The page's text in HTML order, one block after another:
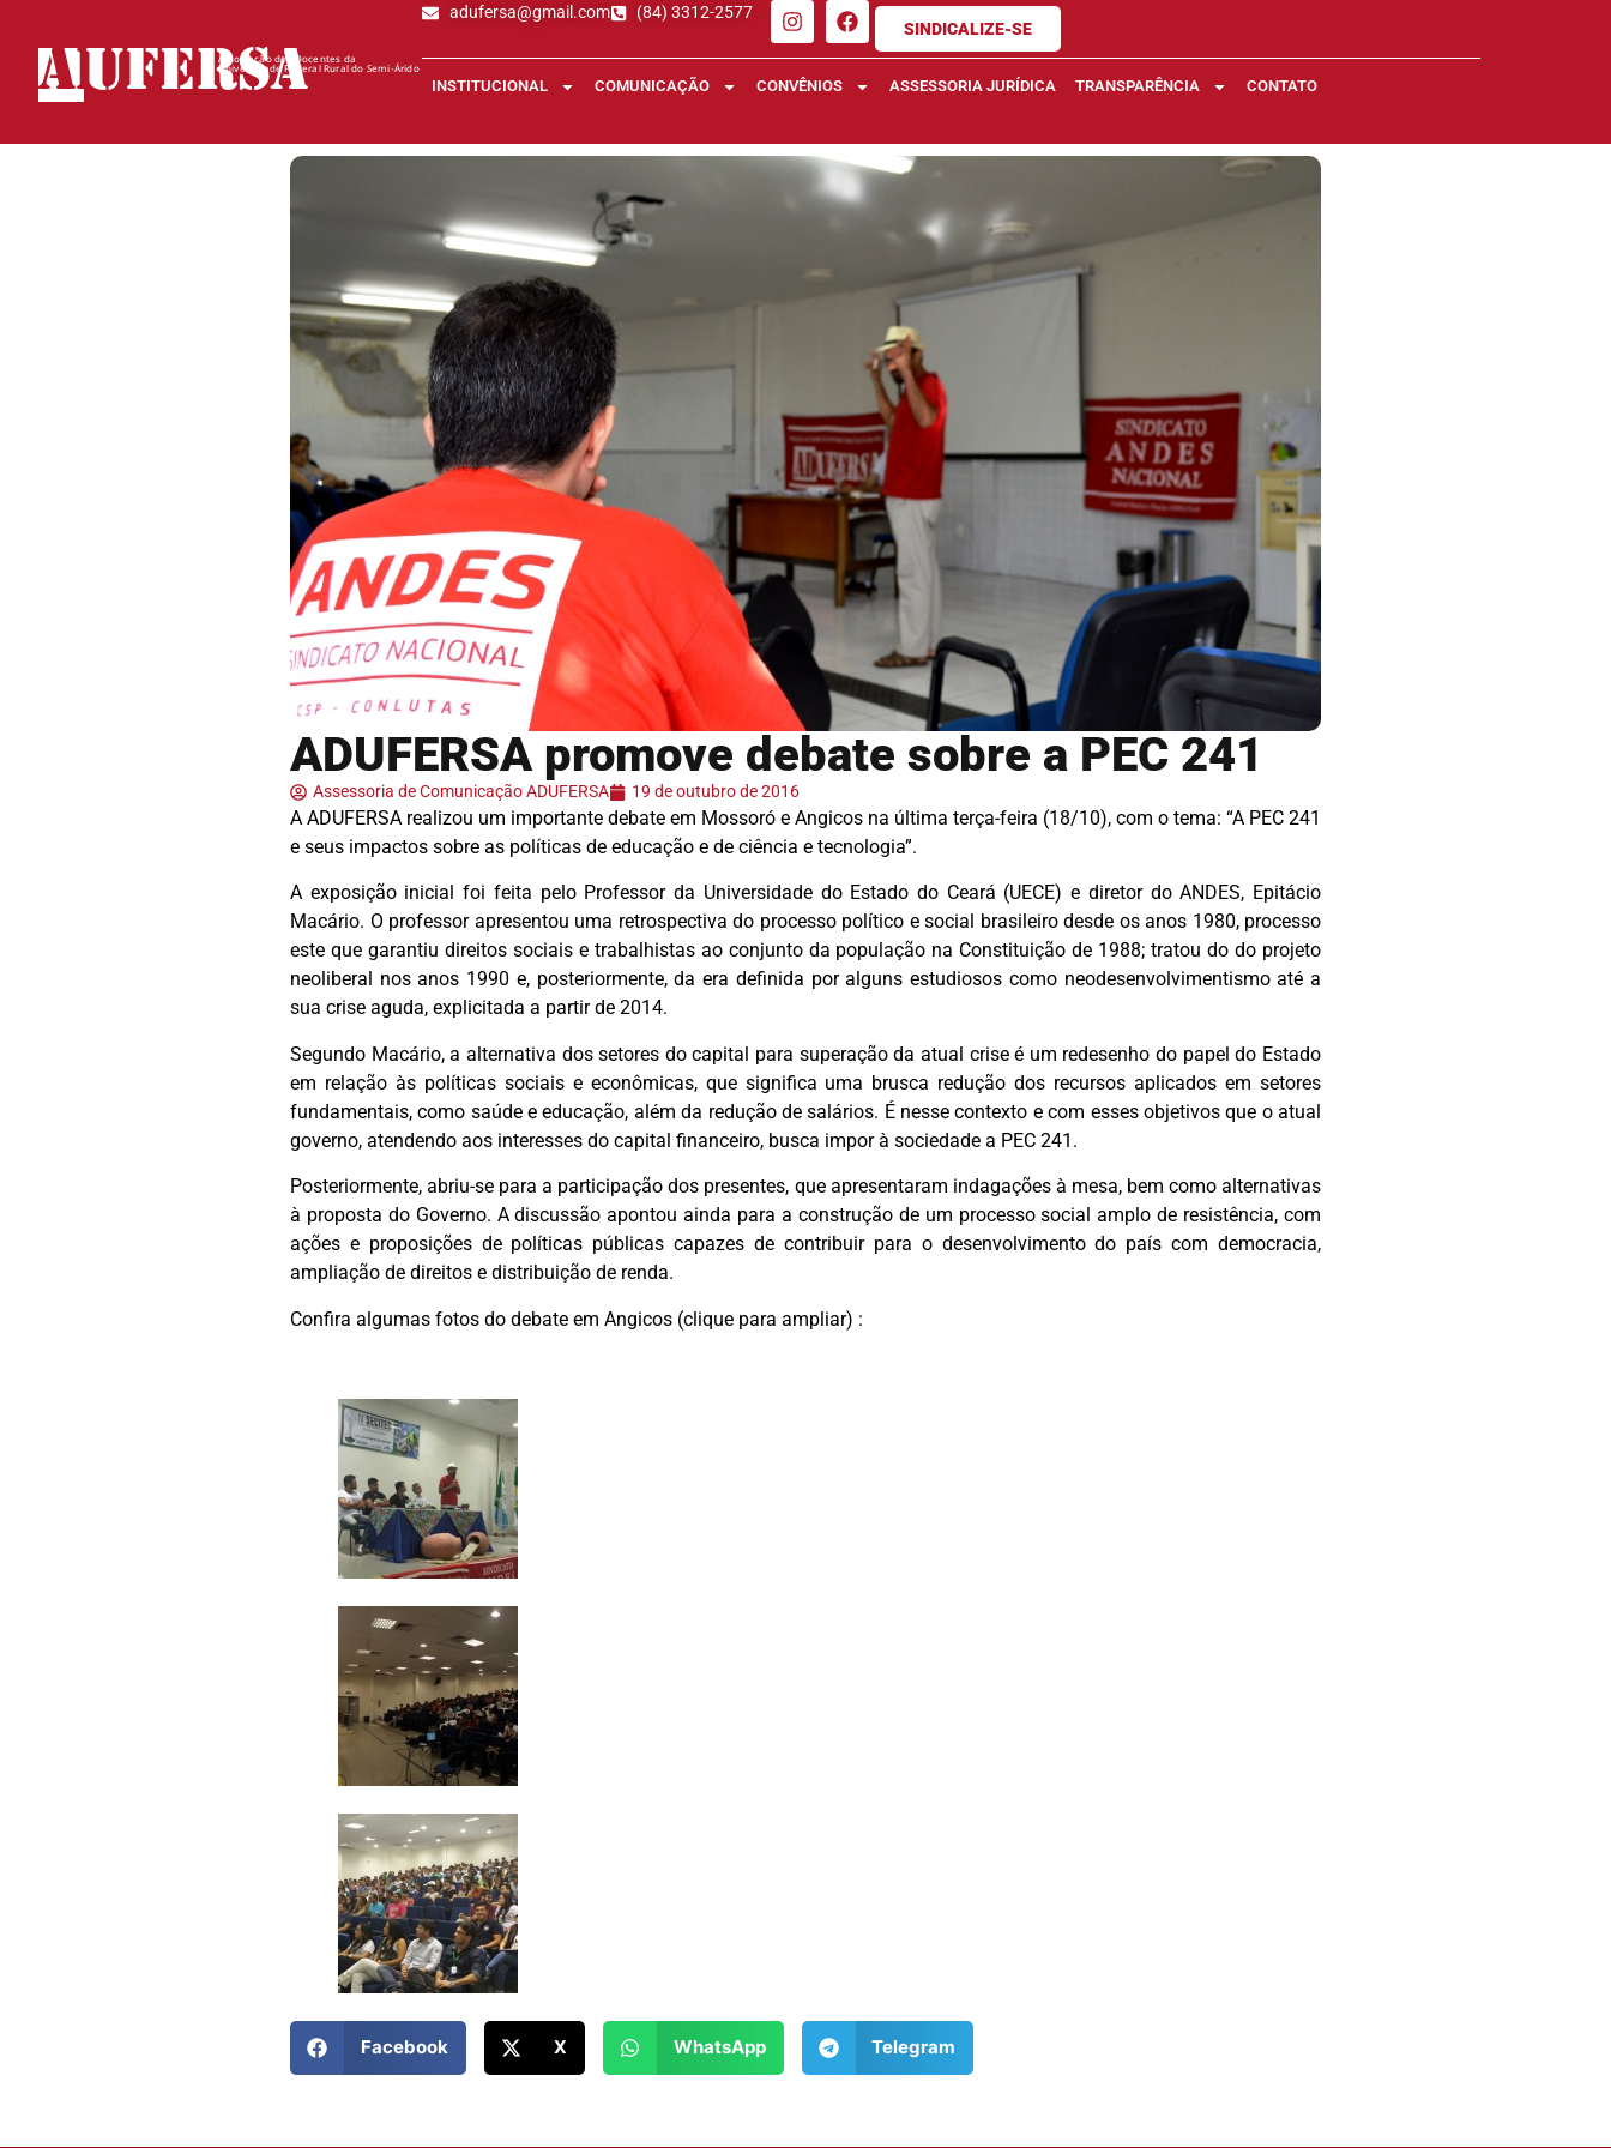
ADUFERSA
Associação dos Docentes da
Universidade Federal Rural do Semi-Árido
adufersa@gmail.com
(84) 3312-2577
SINDICALIZE-SE
INSTITUCIONAL COMUNICAÇÃO CONVÊNIOS ASSESSORIA JURÍDICA TRANSPARÊNCIA CONTATO
ADUFERSA promove debate sobre a PEC 241
Assessoria de Comunicação ADUFERSA 19 de outubro de 2016
A ADUFERSA realizou um importante debate em Mossoró e Angicos na última terça-feira (18/10), com o tema: “A PEC 241
e seus impactos sobre as políticas de educação e de ciência e tecnologia”.
A exposição inicial foi feita pelo Professor da Universidade do Estado do Ceará (UECE) e diretor do ANDES, Epitácio
Macário. O professor apresentou uma retrospectiva do processo político e social brasileiro desde os anos 1980, processo
este que garantiu direitos sociais e trabalhistas ao conjunto da população na Constituição de 1988; tratou do do projeto
neoliberal nos anos 1990 e, posteriormente, da era definida por alguns estudiosos como neodesenvolvimentismo até a
sua crise aguda, explicitada a partir de 2014.
Segundo Macário, a alternativa dos setores do capital para superação da atual crise é um redesenho do papel do Estado
em relação às políticas sociais e econômicas, que significa uma brusca redução dos recursos aplicados em setores
fundamentais, como saúde e educação, além da redução de salários. É nesse contexto e com esses objetivos que o atual
governo, atendendo aos interesses do capital financeiro, busca impor à sociedade a PEC 241.
Posteriormente, abriu-se para a participação dos presentes, que apresentaram indagações à mesa, bem como alternativas
à proposta do Governo. A discussão apontou ainda para a construção de um processo social amplo de resistência, com
ações e proposições de políticas públicas capazes de contribuir para o desenvolvimento do país com democracia,
ampliação de direitos e distribuição de renda.
Confira algumas fotos do debate em Angicos (clique para ampliar) :
Facebook X WhatsApp Telegram